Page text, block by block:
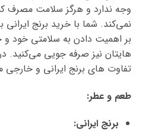
وجه ندارد و هرگز سلامت مصرف
نمی‌کند. شما با خرید برنج
بر اهمیت دادن به سلامتی خود و
هایتان نیز صرفه جویی می‌کنید.
تفاوت های برنج ایرانی و خارجی
طعم و عطر:
برنج ایرانی: